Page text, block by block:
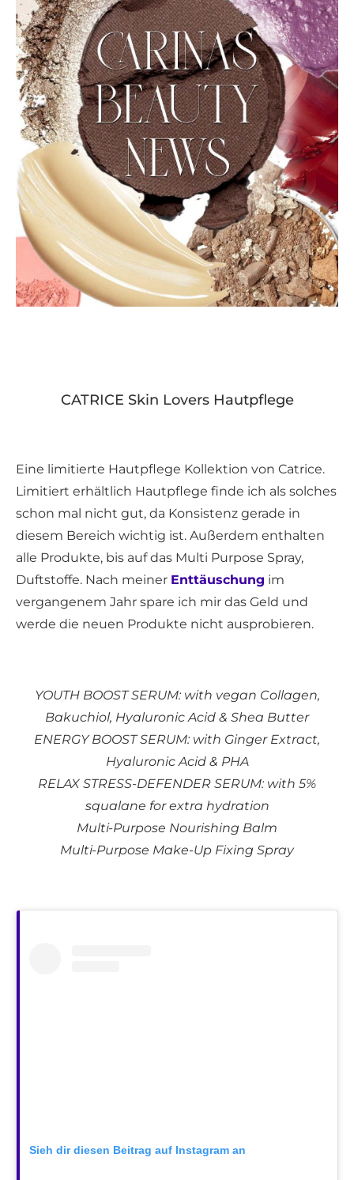
CATRICE Skin Lovers Hautpflege
Eine limitierte Hautpflege Kollektion von Catrice.
Limitiert erhältlich Hautpflege finde ich als solches
schon mal nicht gut, da Konsistenz gerade in
diesem Bereich wichtig ist. Außerdem enthalten
alle Produkte, bis auf das Multi Purpose Spray,
Duftstoffe. Nach meiner Enttäuschung im
vergangenem Jahr spare ich mir das Geld und
werde die neuen Produkte nicht ausprobieren.
YOUTH BOOST SERUM: with vegan Collagen,
Bakuchiol, Hyaluronic Acid & Shea Butter
ENERGY BOOST SERUM: with Ginger Extract,
Hyaluronic Acid & PHA
RELAX STRESS-DEFENDER SERUM: with 5%
squalane for extra hydration
Multi-Purpose Nourishing Balm
Multi-Purpose Make-Up Fixing Spray
Sieh dir diesen Beitrag auf Instagram an